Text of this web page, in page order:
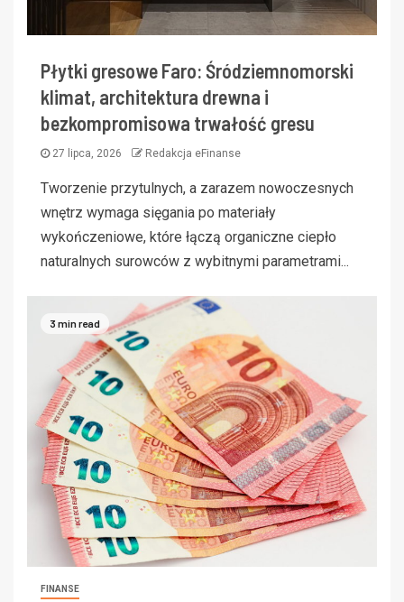
Płytki gresowe Faro: Śródziemnomorski
klimat, architektura drewna i
bezkompromisowa trwałość gresu
27 lipca, 2026 Redakcja eFinanse
Tworzenie przytulnych, a zarazem nowoczesnych
wnętrz wymaga sięgania po materiały
wykończeniowe, które łączą organiczne ciepło
naturalnych surowców z wybitnymi parametrami...
3 min read
FINANSE